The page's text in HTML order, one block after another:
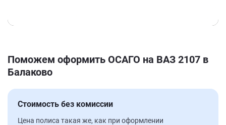
Поможем оформить ОСАГО на ВАЗ 2107 в
Балаково
Стоимость без комиссии
Цена полиса такая же, как при оформлении